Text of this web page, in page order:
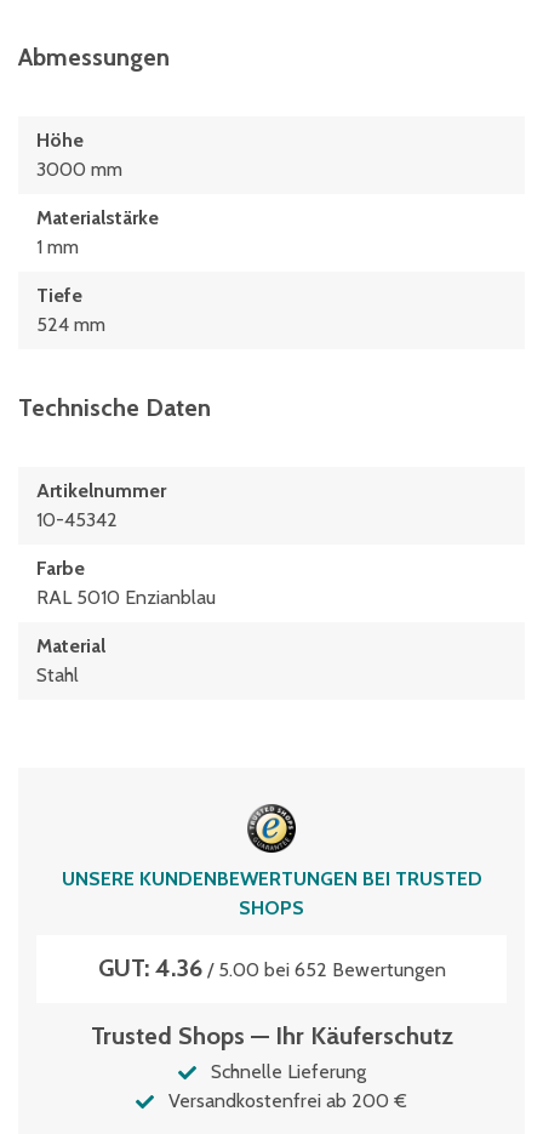
Abmessungen
Höhe
3000 mm
Materialstärke
1 mm
Tiefe
524 mm
Technische Daten
Artikelnummer
10-45342
Farbe
RAL 5010 Enzianblau
Material
Stahl
UNSERE KUNDENBEWERTUNGEN BEI TRUSTED
SHOPS
GUT: 4.36/ 5.00 bei 652 Bewertungen
Trusted Shops — Ihr Käuferschutz
Schnelle Lieferung
Versandkostenfrei ab 200 €